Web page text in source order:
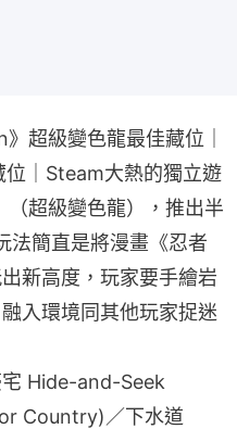
超級變色龍最佳藏位｜
｜Steam大熱的獨立遊
超級變色龍），推出半
法簡直是將漫畫《忍者
新高度，玩家要手繪岩
入環境同其他玩家捉迷
Hide-and-Seek
Country)／下水道